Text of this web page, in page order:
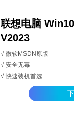
联想电脑
V2023
√ 微软MSDN原版
√ 安全无毒
√ 快速装机首选